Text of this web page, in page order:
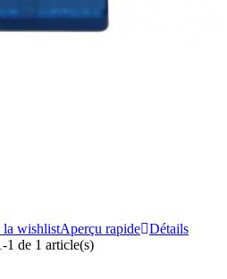
la wishlistAperçu rapide Détails
1 de 1 article(s)